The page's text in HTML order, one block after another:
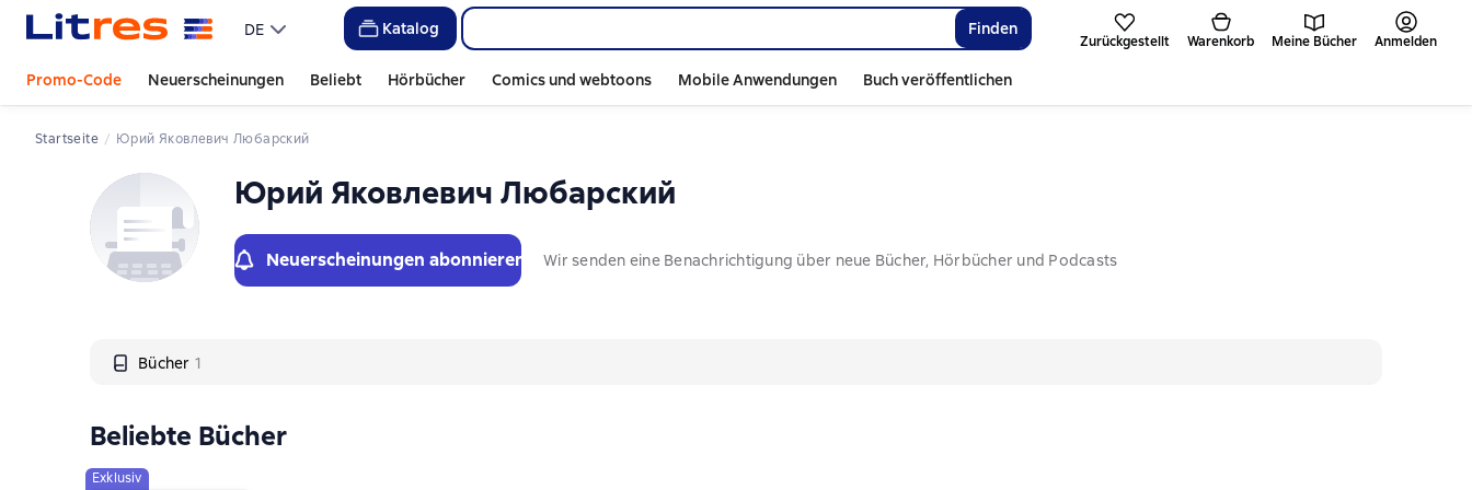
DE Katalog Finden
Zurückgestellt Warenkorb Meine Bücher Anmelden
Promo-Code Neuerscheinungen Beliebt Hörbücher Comics und webtoons Mobile Anwendungen Buch veröffentlichen
Startseite Юрий Яковлевич Любарский
Юрий Яковлевич Любарский
Neuerscheinungen abonnieren Wir senden eine Benachrichtigung über neue Bücher, Hörbücher und Podcasts
Bücher 1
Слайдер с книгами
Beliebte Bücher
Exklusiv